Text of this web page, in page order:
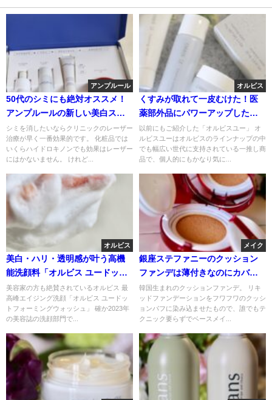
アンプルール
50代のシミにも絶対オススメ！
アンプルールの新しい美白スキ
ンケアトライアルセットは1,580
円
シミを消したいならクリニックのレーザー
治療が早く一番効果的です。 化粧品では
いくらハイドロキノンでも効果はレーザー
にはかないません。 けれど...
オルビス
くすみが取れて一皮むけた！医
薬部外品にパワーアップした
2024年秋のオルビスユー比較口
コミ
以前にもご紹介した「オルビスユー」 オ
ルビスユーはオルビスのラインナップの中
でも幅広い世代に支持されている一推し商
品で、個人的にもかなり気に...
オルビス
美白・ハリ・透明感が叶う高機
能洗顔料「オルビス ユードット
フォーミングウォッシュ」
美容家の方も絶賛されているオルビス 最
高峰エイジング洗顔「オルビス ユードッ
トフォーミングウォッシュ」 確か2023年
の美容誌の洗顔部門で...
メイク
銀座ステファニーのクッション
ファンデは薄付きなのにカバー
力が秀逸！若者より50代にぴっ
たりな理由
韓国生まれのクッションファンデ。 リキ
ッドファンデーションをフワフワのクッシ
ョンパフに染み込ませたもので、誰でもテ
クニック要らずでベースメイ...